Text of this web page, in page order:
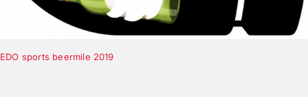
EDO sports beermile 2019